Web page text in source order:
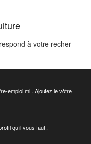
à votre recher
emploi.ml . Ajoutez le vôtre
qu’il vous faut .